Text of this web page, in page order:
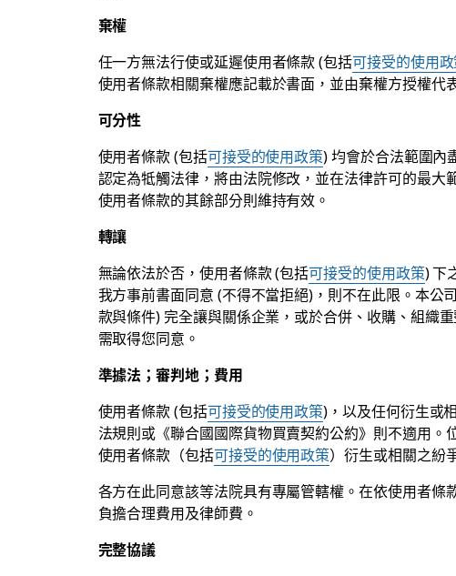
棄權
任一方無法行使或延遲使用者條款 (包括可接受的使用
使用者條款相關棄權應記載於書面，並由棄權方授權代
可分性
使用者條款 (包括可接受的使用政策) 均會於合法範圍內
認定為牴觸法律，將由法院修改，並在法律許可的最大
使用者條款的其餘部分則維持有效。
轉讓
無論依法於否，使用者條款 (包括可接受的使用政策) 下
我方事前書面同意 (不得不當拒絕)，則不在此限。本公
款與條件) 完全讓與關係企業，或於合併、收購、組織
需取得您同意。
準據法；審判地；費用
使用者條款 (包括可接受的使用政策)，以及任何衍生或
法規則或《聯合國國際貨物買賣契約公約》則不適用
使用者條款（包括可接受的使用政策）衍生或相關之紛
各方在此同意該等法院具有專屬管轄權。在依使用者
負擔合理費用及律師費。
完整協議